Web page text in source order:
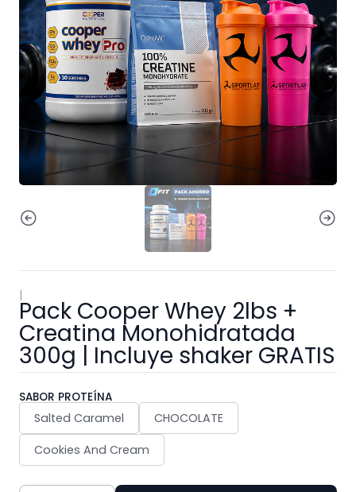
|
Pack Cooper Whey 2lbs +
Creatina Monohidratada
300g | Incluye shaker GRATIS
SABOR PROTEÍNA
Salted Caramel
CHOCOLATE
Cookies And Cream